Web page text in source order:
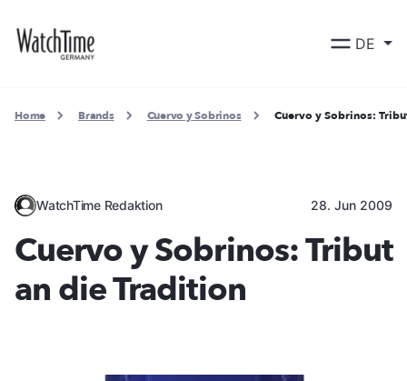
DE
Home Brands Cuervo y Sobrinos Cuervo y Sobrinos:
WatchTime Redaktion 28. Jun 2009
Cuervo y Sobrinos: Tribut
an die Tradition